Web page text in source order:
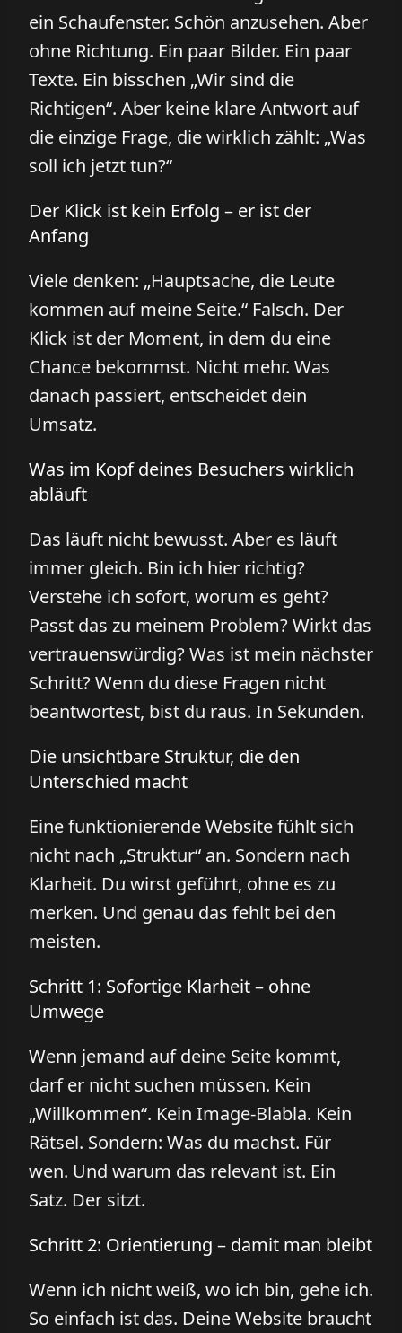
ein Schaufenster. Schön anzusehen. Aber
ohne Richtung. Ein paar Bilder. Ein paar
Texte. Ein bisschen „Wir sind die
Richtigen“. Aber keine klare Antwort auf
die einzige Frage, die wirklich zählt: „Was
soll ich jetzt tun?“
Der Klick ist kein Erfolg – er ist der
Anfang
Viele denken: „Hauptsache, die Leute
kommen auf meine Seite.“ Falsch. Der
Klick ist der Moment, in dem du eine
Chance bekommst. Nicht mehr. Was
danach passiert, entscheidet dein
Umsatz.
Was im Kopf deines Besuchers wirklich
abläuft
Das läuft nicht bewusst. Aber es läuft
immer gleich. Bin ich hier richtig?
Verstehe ich sofort, worum es geht?
Passt das zu meinem Problem? Wirkt das
vertrauenswürdig? Was ist mein nächster
Schritt? Wenn du diese Fragen nicht
beantwortest, bist du raus. In Sekunden.
Die unsichtbare Struktur, die den
Unterschied macht
Eine funktionierende Website fühlt sich
nicht nach „Struktur“ an. Sondern nach
Klarheit. Du wirst geführt, ohne es zu
merken. Und genau das fehlt bei den
meisten.
Schritt 1: Sofortige Klarheit – ohne
Umwege
Wenn jemand auf deine Seite kommt,
darf er nicht suchen müssen. Kein
„Willkommen“. Kein Image-Blabla. Kein
Rätsel. Sondern: Was du machst. Für
wen. Und warum das relevant ist. Ein
Satz. Der sitzt.
Schritt 2: Orientierung – damit man bleibt
Wenn ich nicht weiß, wo ich bin, gehe ich.
So einfach ist das. Deine Website braucht